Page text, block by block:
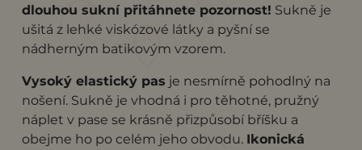
dlouhou sukní přitáhnete pozornost! Sukně je
ušitá z lehké viskózové látky a pyšní se
nádherným batikovým vzorem.
Vysoký elastický pas je nesmírně pohodlný na
nošení. Sukně je vhodná i pro těhotné, pružný
náplet v pase se krásně přizpůsobí bříšku a
obejme ho po celém jeho obvodu. Ikonická